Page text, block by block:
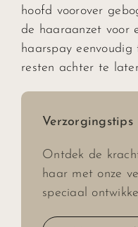
hoofd voorover
de haaraanzet voor
haarspay
resten achter te
Verzorgingstips
Ontdek de
haar met onze
speciaal